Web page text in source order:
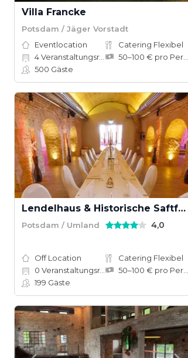
Villa Francke
Potsdam / Jäger Vorstadt
Eventlocation
Catering Flexibel
4Veranstaltungsräume
500 Gäste
Lendelhaus & Historische Saftfabrik
Potsdam / Umland 4,0
Off Location
Catering Flexibel
0 Veranstaltungsräume
199 Gäste